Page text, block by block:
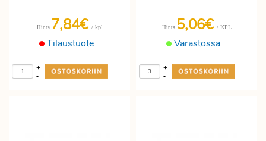
Tilaustuote
Hinta 7,84€ / kpl
-
+
Varastossa
Hinta 5,06€ / KPL
-
+